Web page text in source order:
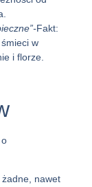
Fakt:
w
i florze.
o
nawet